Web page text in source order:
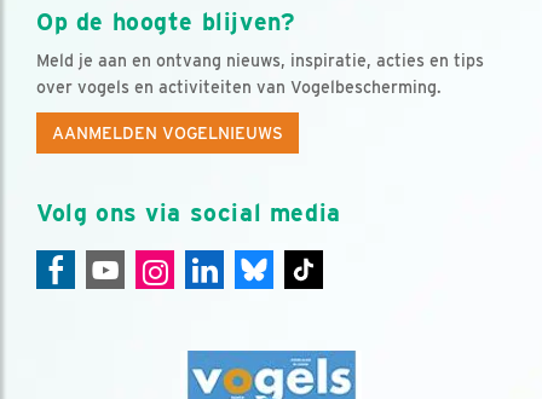
Op de hoogte blijven?
Meld je aan en ontvang nieuws, inspiratie, acties en tips
over vogels en activiteiten van Vogelbescherming.
AANMELDEN VOGELNIEUWS
Volg ons via social media